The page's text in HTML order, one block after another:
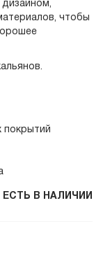
дизайном,
чтобы
покрытий
ЕСТЬ В НАЛИЧИИ